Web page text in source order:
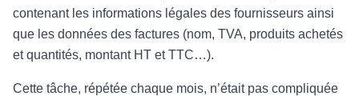
contenant les informations légales des fournisseurs ainsi
que les données des factures (nom, TVA, produits achetés
et quantités, montant HT et TTC…).
Cette tâche, répétée chaque mois, n’était pas compliquée